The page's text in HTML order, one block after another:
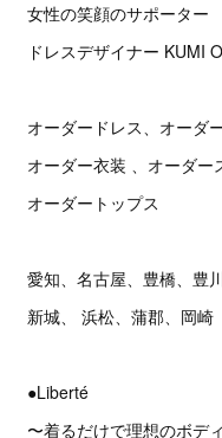
女性の笑顔のサポーター
ドレスデザイナー KUMI
オーダードレス、オーダ
オーダー衣装 、オーダー
オーダートップス
愛知、名古屋、豊橋、豊
新城、 浜松、蒲郡、岡崎
●Liberté
〜着るだけで理想のボディ